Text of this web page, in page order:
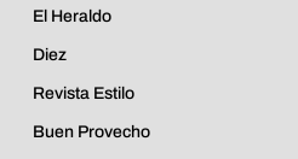
El Heraldo
Diez
Revista Estilo
Buen Provecho